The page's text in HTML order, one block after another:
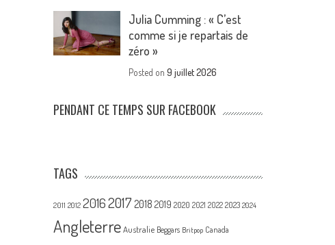
Julia Cumming : « C’est
comme si je repartais de
zéro »
Posted on9 juillet 2026
PENDANT CE TEMPS SUR FACEBOOK
TAGS
2011 2012 20162017 2018 2019 2020 2021 2022 2023 2024
Angleterre Australie Beggars Britpop Canada